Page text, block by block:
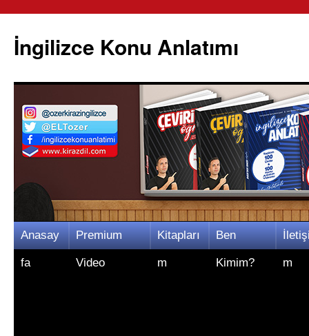
İngilizce Konu Anlatımı
İçeriğe
atla
Anasay
fa
Premium
Video
Kitapları
m
Ben
Kimim? m